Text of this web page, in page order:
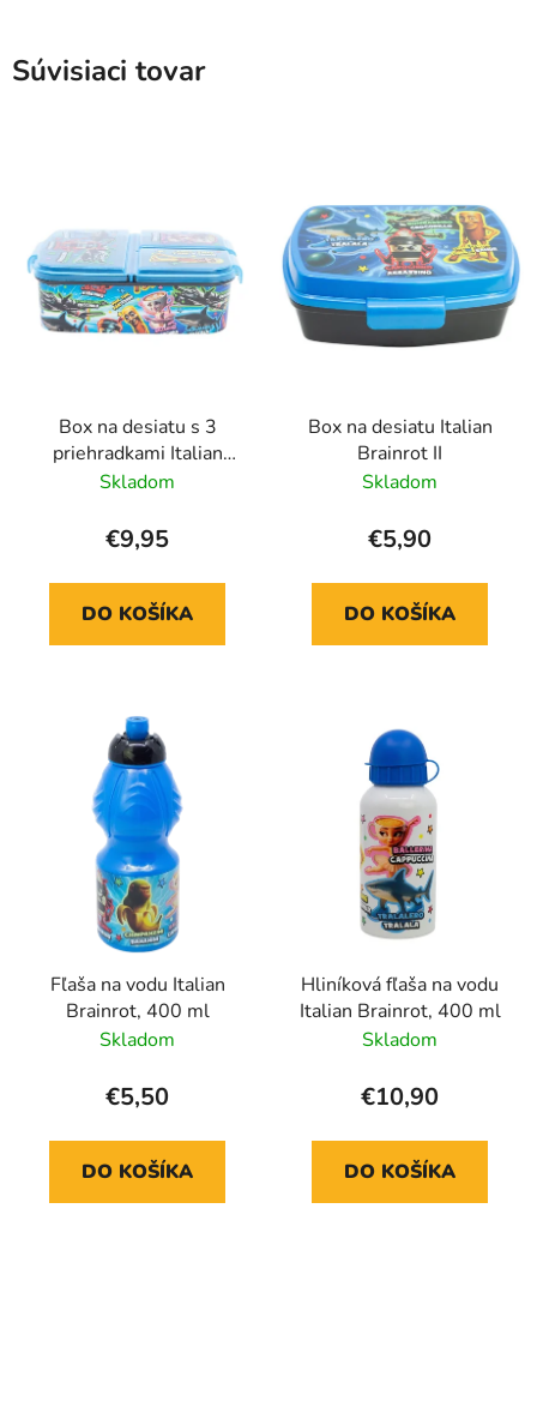
Súvisiaci tovar
Box na desiatu s 3
priehradkami Italian
Brainrot
Skladom
€9,95
DO KOŠÍKA
Box na desiatu Italian
Brainrot II
Skladom
€5,90
DO KOŠÍKA
Fľaša na vodu Italian
Brainrot, 400 ml
Skladom
€5,50
DO KOŠÍKA
Hliníková fľaša na vodu
Italian Brainrot, 400 ml
Skladom
€10,90
DO KOŠÍKA